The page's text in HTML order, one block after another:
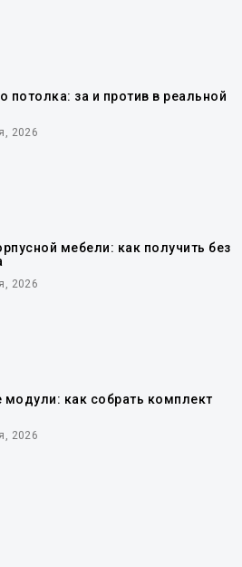
за и против в реальной
2026
мебели: как получить без
2026
модули: как собрать комплект
2026